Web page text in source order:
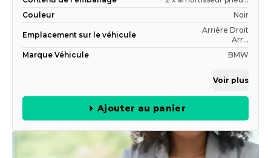
Couleur
Noir
Emplacement sur le véhicule
Arrière Droit
Arr...
Marque Véhicule
BMW
Voir plus
Ajouter au panier